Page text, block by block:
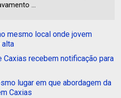
...
mesmo local onde jovem
alta
Caxias recebem notificação para
lugar em que abordagem da
Caxias